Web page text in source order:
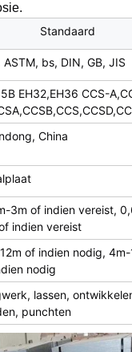
Standaard
ASTM, bs, DIN, GB, JIS
EH32,EH36 CCS-
China
3m of indien vereist,
indien vereist
of indien nodig, 4m-
nodig
lassen,
punchten